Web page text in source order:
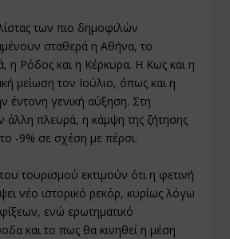
των πιο δημοφιλών
σταθερά η Αθήνα, το
η Ρόδος και η Κέρκυρα. Η Κως και η
μείωση τον Ιούλιο, όπως και η
έντονη γενική αύξηση. Στη
άλλη πλευρά, η κάμψη της ζήτησης
-9% σε σχέση με πέρσι.
τουρισμού εκτιμούν ότι η φετινή
νέο ιστορικό ρεκόρ, κυρίως λόγω
ενώ ερωτηματικό
και το πως θα κινηθεί η μέση